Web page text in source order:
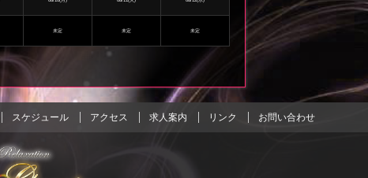
未定 未定 未定
スケジュール アクセス 求人案内 リンク お問い合わせ